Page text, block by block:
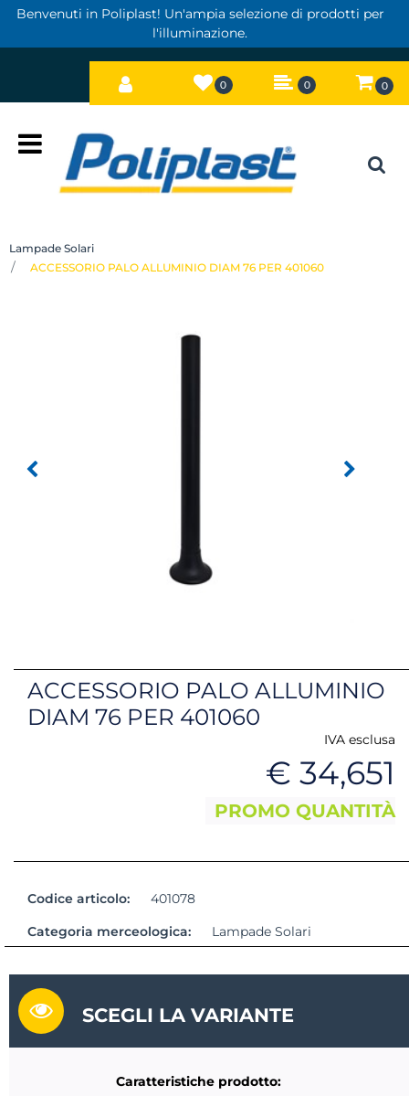
Benvenuti in Poliplast! Un'ampia selezione di prodotti per
l'illuminazione.
0 0 0
Lampade Solari
ACCESSORIO PALO ALLUMINIO DIAM 76 PER 401060
ACCESSORIO PALO ALLUMINIO
DIAM 76 PER 401060
IVA esclusa
€ 34,651
PROMO QUANTITÀ
Codice articolo:
401078
Categoria merceologica:
Lampade Solari
SCEGLI LA VARIANTE
Caratteristiche prodotto: